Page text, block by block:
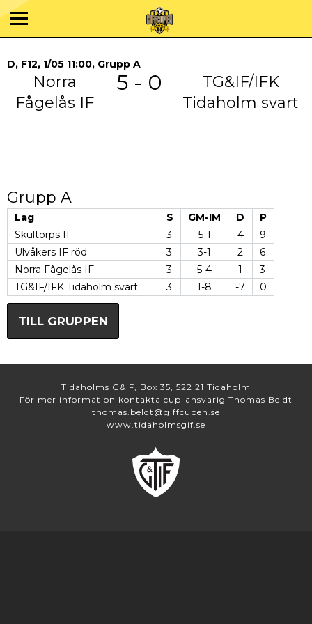
D, F12, 1/05 11:00, Grupp A
Norra
Fågelås IF
5 - 0
TG&IF/IFK
Tidaholm svart
Grupp A
Lag S GM-IM D
P
Skultorps IF
3 5-1 4
9
Ulvåkers IF röd
3 3-1 2
6
Norra Fågelås IF
3 5-4 1
3
TG&IF/IFK Tidaholm svart
3 1-8 -7 0
TILL GRUPPEN
Tidaholms G&IF, Box 35, 522 21 Tidaholm
För mer information kontakta cup-ansvarig Thomas Beldt
thomas.beldt@giffcupen.se
www.tidaholmsgif.se